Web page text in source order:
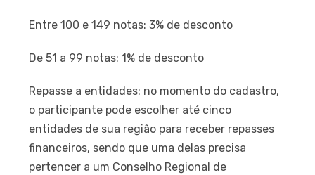
Entre 100 e 149 notas: 3% de desconto
De 51 a 99 notas: 1% de desconto
Repasse a entidades: no momento do cadastro,
o participante pode escolher até cinco
entidades de sua região para receber repasses
financeiros, sendo que uma delas precisa
pertencer a um Conselho Regional de